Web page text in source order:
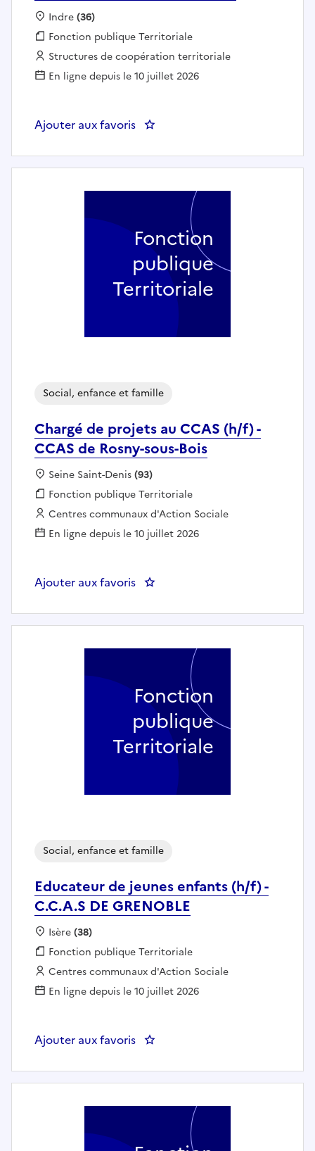
Localisation :
Indre(36)
Fonction publique :
Fonction publique Territoriale
Employeur :
Structures de coopération territoriale
En ligne depuis le 10 juillet 2026
Ajouter aux favoris : Coordinateur animateur
Chargé de projets au CCAS (h/f) -
CCAS de Rosny-sous-Bois
Social, enfance et famille
Localisation :
Seine Saint-Denis(93)
Fonction publique :
Fonction publique Territoriale
Employeur :
Centres communaux d'Action Sociale
En ligne depuis le 10 juillet 2026
Ajouter aux favoris : Chargé de projets au CCAS
Fonction
publique
Territoriale
Educateur de jeunes enfants (h/f) -
C.C.A.S DE GRENOBLE
Social, enfance et famille
Localisation :
Isère(38)
Fonction publique :
Fonction publique Territoriale
Employeur :
Centres communaux d'Action Sociale
En ligne depuis le 10 juillet 2026
Ajouter aux favoris : Educateur de jeunes enfants
Fonction
publique
Territoriale